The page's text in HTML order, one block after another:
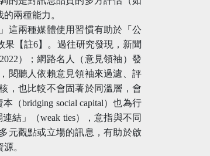
兩種能力。
這兩種媒體使用習慣有助於「公
【註6】。過往研究發現，新聞
）；網路名人（意見領袖）發
閱聽人依賴意見領袖來過濾、評
，也比較不會固著於同溫層，會
（bridging social capital）也為行
結」（weak ties），意指與不同
元觀點或立場的訊息，有助於啟
。